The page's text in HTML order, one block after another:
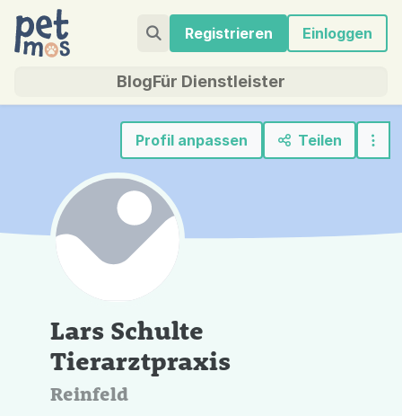
Registrieren Einloggen
BlogFür Dienstleister
Profil anpassen Teilen
Lars Schulte
Tierarztpraxis
Reinfeld